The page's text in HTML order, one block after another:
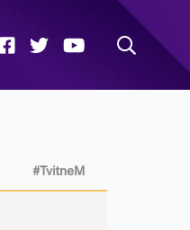
#TvitneM